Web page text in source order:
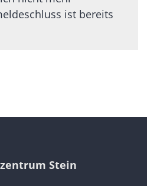
ist bereits
Stein